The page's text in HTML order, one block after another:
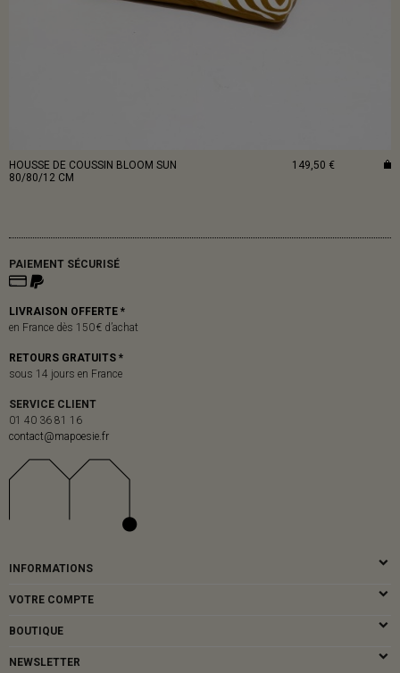
HOUSSE DE COUSSIN BLOOM SUN
80/80/12 CM
149,50 €
PAIEMENT SÉCURISÉ
LIVRAISON OFFERTE *
en France dès 150 € d’achat
RETOURS GRATUITS *
sous 14 jours en France
SERVICE CLIENT
01 40 36 81 16
contact@mapoesie.fr
INFORMATIONS
VOTRE COMPTE
BOUTIQUE
NEWSLETTER